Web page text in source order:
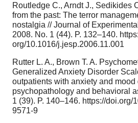
Routledge C., Arndt J., Sedikides
from the past: The terror
nostalgia // Journal of
2008. No. 1 (44). P. 132–140.
org/10.1016/j.jesp.2006.11.001
Rutter L. A., Brown T. A.
Generalized Anxiety Disorder
outpatients with anxiety and
psychopathology and behavioral
1 (39). P. 140–146. https://doi.org/
9571-9